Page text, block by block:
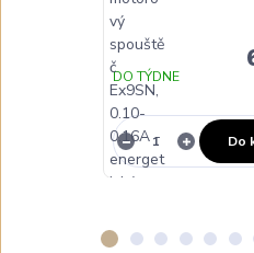
DO TÝDNE
Do